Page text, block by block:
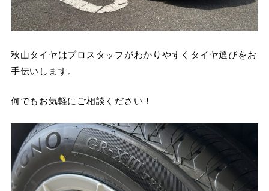
秋山タイヤはプロスタッフがわかりやすくタイヤ選びをお
手伝いします。
何でもお気軽にご相談ください！